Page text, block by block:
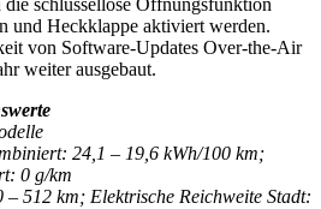
und Heckklappe aktiviert werden.
von Software-Updates Over-the-Air
weiter ausgebaut.
24,1 – 19,6 kWh/100 km;
0 g/km
– 512 km; Elektrische Reichweite Stadt: